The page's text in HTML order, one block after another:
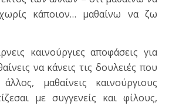
κάποιον… μαθαίνω να ζω
καινούργιες αποφάσεις για
να κάνεις τις δουλειές που
μαθαίνεις καινούργιους
με συγγενείς και φίλους,